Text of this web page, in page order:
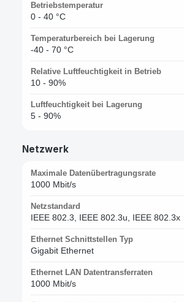
Betriebstemperatur
0 - 40 °C
Temperaturbereich bei Lagerung
-40 - 70 °C
Relative Luftfeuchtigkeit in Betrieb
10 - 90%
Luftfeuchtigkeit bei Lagerung
5 - 90%
Netzwerk
Maximale Datenübertragungsrate
1000 Mbit/s
Netzstandard
IEEE 802.3, IEEE 802.3u, IEEE 802.3x
Ethernet Schnittstellen Typ
Gigabit Ethernet
Ethernet LAN Datentransferraten
1000 Mbit/s